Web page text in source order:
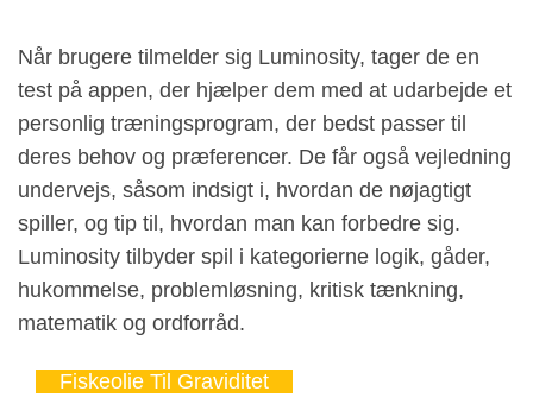
Når brugere tilmelder sig Luminosity, tager de en
test på appen, der hjælper dem med at udarbejde et
personlig træningsprogram, der bedst passer til
deres behov og præferencer. De får også vejledning
undervejs, såsom indsigt i, hvordan de nøjagtigt
spiller, og tip til, hvordan man kan forbedre sig.
Luminosity tilbyder spil i kategorierne logik, gåder,
hukommelse, problemløsning, kritisk tænkning,
matematik og ordforråd.
Fiskeolie Til Graviditet